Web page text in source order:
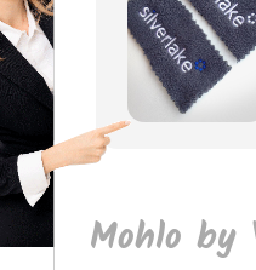
Mohlo by